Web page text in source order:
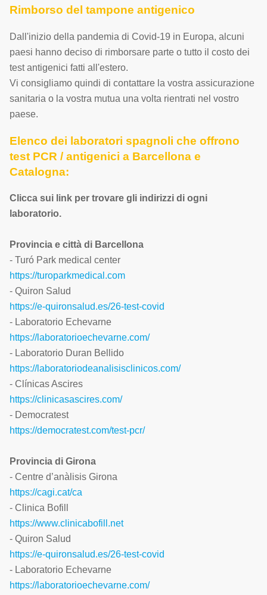
Rimborso del tampone antigenico
Dall'inizio della pandemia di Covid-19 in Europa, alcuni
paesi hanno deciso di rimborsare parte o tutto il costo dei
test antigenici fatti all'estero.
Vi consigliamo quindi di contattare la vostra assicurazione
sanitaria o la vostra mutua una volta rientrati nel vostro
paese.
Elenco dei laboratori spagnoli che offrono
test PCR / antigenici a Barcellona e
Catalogna:
Clicca sui link per trovare gli indirizzi di ogni
laboratorio.
Provincia e città di Barcellona
- Turó Park medical center
https://turoparkmedical.com
- Quiron Salud
https://e-quironsalud.es/26-test-covid
- Laboratorio Echevarne
https://laboratorioechevarne.com/
- Laboratorio Duran Bellido
https://laboratoriodeanalisisclinicos.com/
- Clínicas Ascires
https://clinicasascires.com/
- Democratest
https://democratest.com/test-pcr/
Provincia di Girona
- Centre d’anàlisis Girona
https://cagi.cat/ca
- Clinica Bofill
https://www.clinicabofill.net
- Quiron Salud
https://e-quironsalud.es/26-test-covid
- Laboratorio Echevarne
https://laboratorioechevarne.com/